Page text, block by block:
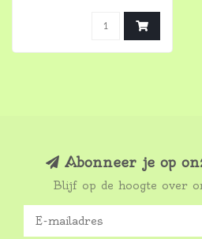
Abonneer je op
Blijf op de hoogte over